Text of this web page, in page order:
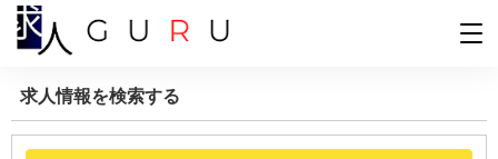
求人情報を検索する